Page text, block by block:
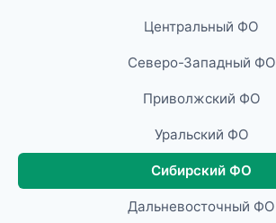
Центральный ФО
Северо-Западный ФО
Приволжский ФО
Уральский ФО
Сибирский ФО
Дальневосточный ФО